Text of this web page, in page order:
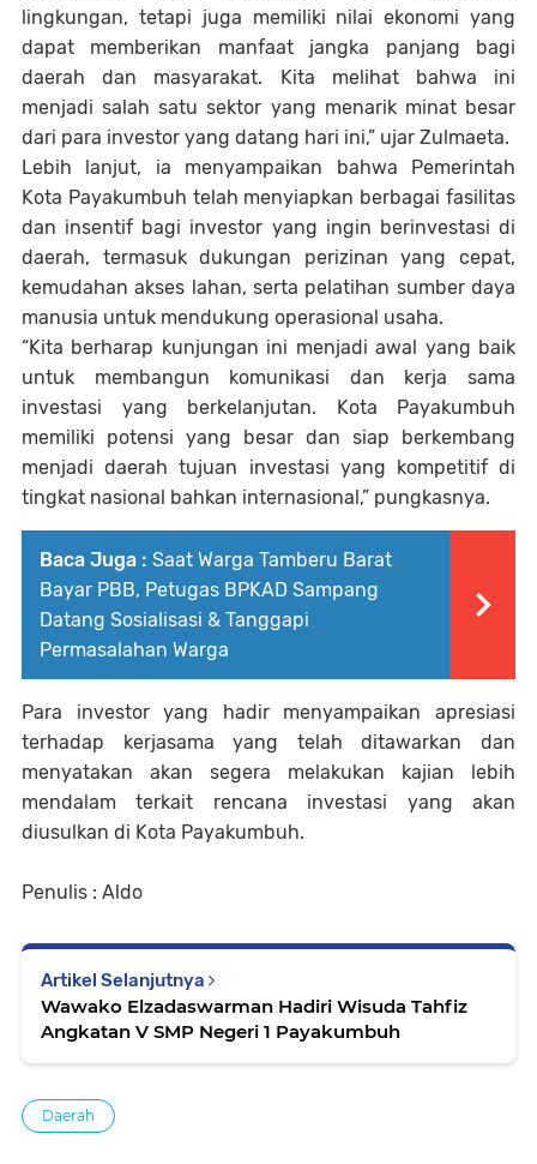
lingkungan, tetapi juga memiliki nilai ekonomi yang
dapat memberikan manfaat jangka panjang bagi
daerah dan masyarakat. Kita melihat bahwa ini
menjadi salah satu sektor yang menarik minat besar
dari para investor yang datang hari ini,” ujar Zulmaeta.
Lebih lanjut, ia menyampaikan bahwa Pemerintah
Kota Payakumbuh telah menyiapkan berbagai fasilitas
dan insentif bagi investor yang ingin berinvestasi di
daerah, termasuk dukungan perizinan yang cepat,
kemudahan akses lahan, serta pelatihan sumber daya
manusia untuk mendukung operasional usaha.
“Kita berharap kunjungan ini menjadi awal yang baik
untuk membangun komunikasi dan kerja sama
investasi yang berkelanjutan. Kota Payakumbuh
memiliki potensi yang besar dan siap berkembang
menjadi daerah tujuan investasi yang kompetitif di
tingkat nasional bahkan internasional,” pungkasnya.
Baca Juga : Saat Warga Tamberu Barat
Bayar PBB, Petugas BPKAD Sampang
Datang Sosialisasi & Tanggapi
Permasalahan Warga
Para investor yang hadir menyampaikan apresiasi
terhadap kerjasama yang telah ditawarkan dan
menyatakan akan segera melakukan kajian lebih
mendalam terkait rencana investasi yang akan
diusulkan di Kota Payakumbuh.
Penulis : Aldo
Artikel Selanjutnya
Wawako Elzadaswarman Hadiri Wisuda Tahfiz
Angkatan V SMP Negeri 1 Payakumbuh
Daerah